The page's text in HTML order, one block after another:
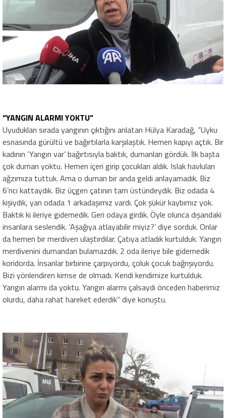
“YANGIN ALARMI YOKTU”
Uyudukları sırada yangının çıktığını anlatan Hülya Karadağ, “Uyku
esnasında gürültü ve bağırtılarla karşılaştık. Hemen kapıyı açtık. Bir
kadının ‘Yangın var’ bağırtısıyla baktık, dumanları gördük. İlk başta
çok duman yoktu. Hemen içeri girip çocukları aldık. Islak havluları
ağzımıza tuttuk. Ama o duman bir anda geldi anlayamadık. Biz
6’ncı kattaydık. Biz üçgen çatının tam üstündeydik. Biz odada 4
kişiydik, yan odada 1 arkadaşımız vardı. Çok şükür kaybımız yok.
Baktık ki ileriye gidemedik. Geri odaya girdik. Öyle olunca dışarıdaki
insanlara seslendik. ‘Aşağıya atlayabilir miyiz?’ diye sorduk. Onlar
da hemen bir merdiven ulaştırdılar. Çatıya atladık kurtulduk. Yangın
merdivenini dumandan bulamazdık. 2 oda ileriye bile gidemedik
koridorda. İnsanlar birbirine çarpıyordu, çoluk çocuk bağrışıyordu.
Bizi yönlendiren kimse de olmadı. Kendi kendimize kurtulduk.
Yangın alarmı da yoktu. Yangın alarmı çalsaydı önceden haberimiz
olurdu, daha rahat hareket ederdik” diye konuştu.